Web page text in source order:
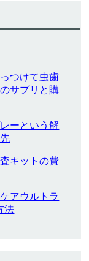
つけて虫歯
サプリと購
ーという解
キットの費
アウルトラ
法